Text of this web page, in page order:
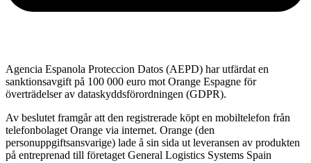
Agencia Espanola Proteccion Datos (AEPD) har utfärdat en
sanktionsavgift på 100 000 euro mot Orange Espagne för
överträdelser av dataskyddsförordningen (GDPR).
Av beslutet framgår att den registrerade köpt en mobiltelefon från
telefonbolaget Orange via internet. Orange (den
personuppgiftsansvarige) lade å sin sida ut leveransen av produkten
på entreprenad till företaget General Logistics Systems Spain